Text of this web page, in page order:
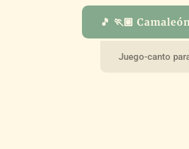
🎵 🏃🏽 Camaleón
Juego-canto